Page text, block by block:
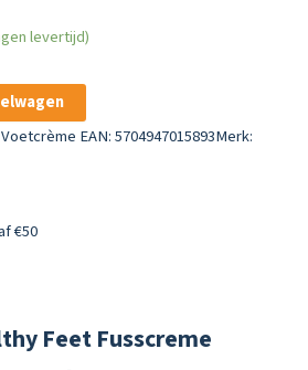
levertijd)
Voetcrème EAN: 5704947015893Merk:
€50
Feet Fusscreme